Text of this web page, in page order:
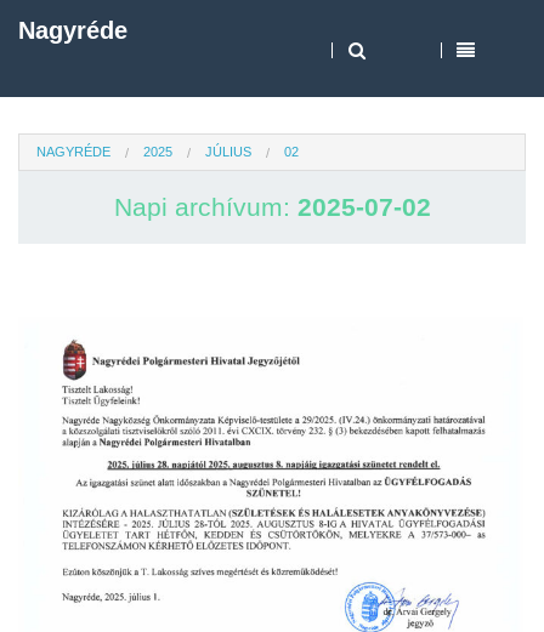
Nagyréde
NAGYRÉDE 2025 JÚLIUS 02
Napi archívum: 2025-07-02